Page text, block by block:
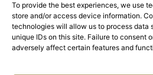
To provide the best experiences, we use
store and/or access device information.
technologies will allow us to process data
unique IDs on this site. Failure to consent
adversely affect certain features and